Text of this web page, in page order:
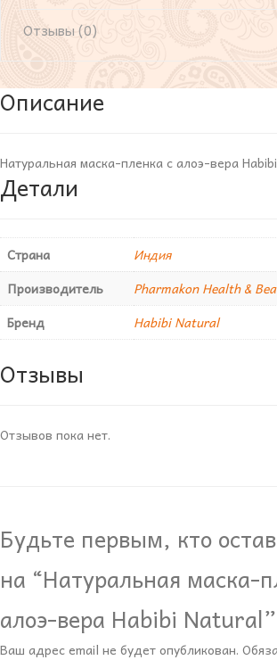
Отзывы (0)
Описание
Натуральная маска-пленка с алоэ-вера
Детали
Страна
Индия
Производитель
Pharmakon Health &
Бренд
Habibi Natural
Отзывы
Отзывов пока нет.
Будьте первым, кто
на “Натуральная маска-
алоэ-вера Habibi Natural”
Ваш адрес email не будет опубликован.